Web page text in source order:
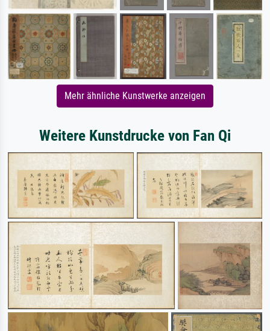
Mehr ähnliche Kunstwerke anzeigen
Weitere Kunstdrucke von Fan Qi